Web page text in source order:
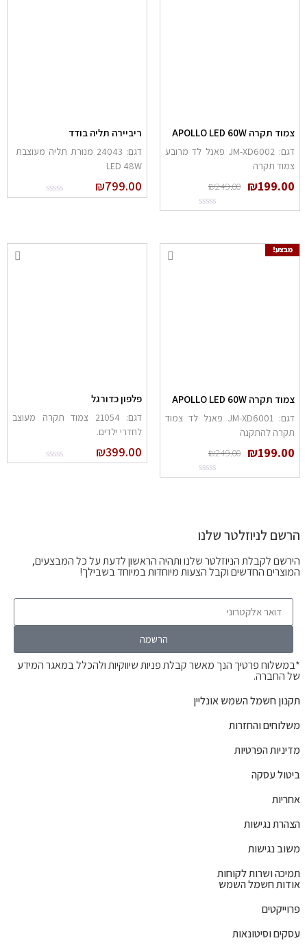
צמוד תקרה APOLLO LED 60W
דגם: JM-XD6002 פאנל לד מרובע
צמוד תקרה
₪249.00 ₪199.00
ריביירה תליה בודד
דגם: 24043 מנורת תליה מעוצבת
LED 48W
₪799.00
מבצע!
צמוד תקרה APOLLO LED 60W
דגם: JM-XD6001 פאנל לד צמוד
תקרה להתקנה
₪249.00 ₪199.00
פלפון כדורגל
דגם: 21054 צמוד תקרה מעוצב
לחדרי ילדים.
₪399.00
הרשם לניוזלטר שלנו
הירשם לקבלת הניוזלטר שלנו ותהיה הראשון לדעת על כל המבצעים,
המוצרים החדשים וקבל הצעות מיוחדות במיוחד בשבילך!
הרשמה
*במשלוח פרטיך הנך מאשר קבלת פניות שיווקיות ולהכלל במאגר המידע
של החברה.
תקנון חשמל השמש אונליין
משלוחים והחזרות
מדיניות הפרטיות
ביטול עסקה
אחריות
הצהרת נגישות
משוב נגישות
תמיכה ושרות לקוחות
אודות חשמל השמש
פרוייקטים
עסקים וסיטונאות